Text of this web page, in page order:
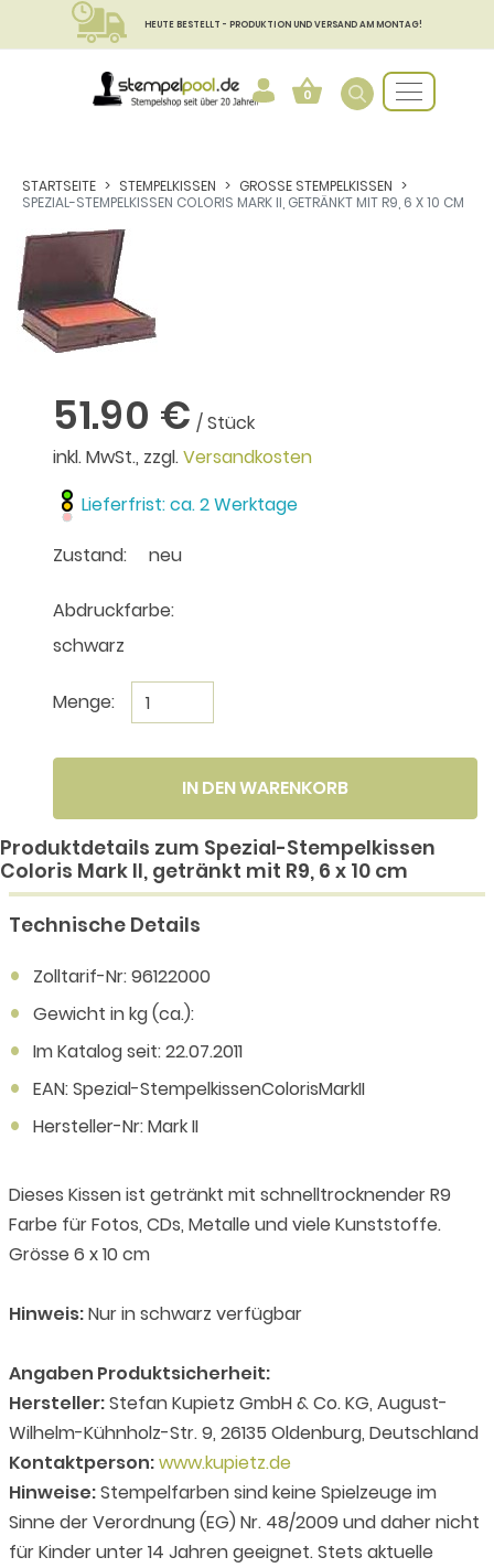
HEUTE BESTELLT - PRODUKTION UND VERSAND AM MONTAG!
0
STARTSEITE STEMPELKISSEN
GROSSE STEMPELKISSEN
SPEZIAL-STEMPELKISSEN COLORIS MARK II, GETRÄNKT MIT R9, 6 X 10 CM
51.90 € / Stück
inkl. MwSt., zzgl.Versandkosten
Lieferfrist: ca. 2 Werktage
Zustand:
neu
Abdruckfarbe:
schwarz
Menge:
IN DEN WARENKORB
Produktdetails zum Spezial-Stempelkissen
Coloris Mark II, getränkt mit R9, 6 x 10 cm
Technische Details
Zolltarif-Nr: 96122000
Gewicht in kg (ca.):
Im Katalog seit: 22.07.2011
EAN: Spezial-StempelkissenColorisMarkII
Hersteller-Nr: Mark II
Dieses Kissen ist getränkt mit schnelltrocknender R9
Farbe für Fotos, CDs, Metalle und viele Kunststoffe.
Grösse 6 x 10 cm
Hinweis:Nur in schwarz verfügbar
Angaben Produktsicherheit:
Hersteller:Stefan Kupietz GmbH & Co. KG, August-
Wilhelm-Kühnholz-Str. 9, 26135 Oldenburg, Deutschland
Kontaktperson:www.kupietz.de
Hinweise:Stempelfarben sind keine Spielzeuge im
Sinne der Verordnung (EG) Nr. 48/2009 und daher nicht
für Kinder unter 14 Jahren geeignet. Stets aktuelle